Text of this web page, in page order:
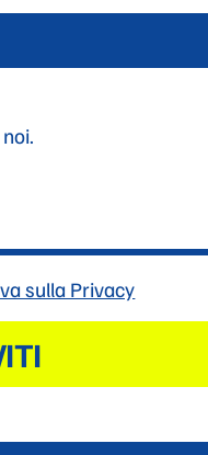
sulla Privacy